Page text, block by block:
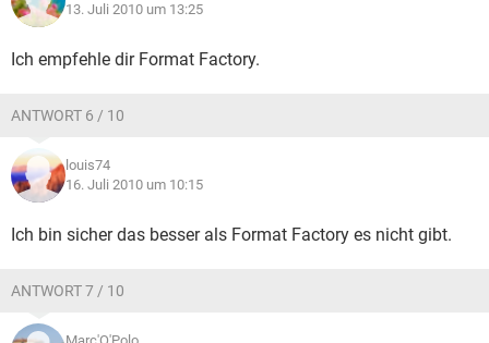
13. Juli 2010 um 13:25
Ich empfehle dir Format Factory.
ANTWORT 6 / 10
louis74
16. Juli 2010 um 10:15
Ich bin sicher das besser als Format Factory es nicht gibt.
ANTWORT 7 / 10